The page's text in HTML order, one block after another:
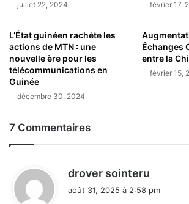
juillet 22, 2024 février 17,
L’État guinéen rachète les
actions de MTN : une
nouvelle ère pour les
télécommunications en
Guinée
décembre 30, 2024
Échanges
entre la
février 15,
7 Commentaires
drover sointeru
août 31, 2025 à 2:58 pm